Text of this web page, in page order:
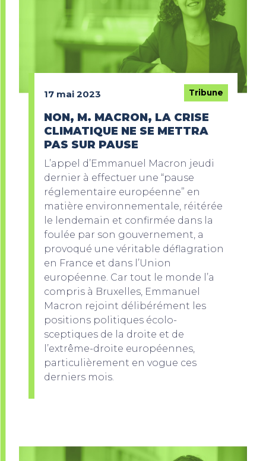
17 mai 2023 Tribune
NON, M. MACRON, LA CRISE
CLIMATIQUE NE SE METTRA
PAS SUR PAUSE
L’appel d’Emmanuel Macron jeudi
dernier à effectuer une “pause
réglementaire européenne” en
matière environnementale, réitérée
le lendemain et confirmée dans la
foulée par son gouvernement, a
provoqué une véritable déflagration
en France et dans l’Union
européenne. Car tout le monde l’a
compris à Bruxelles, Emmanuel
Macron rejoint délibérément les
positions politiques écolo-
sceptiques de la droite et de
l’extrême-droite européennes,
particulièrement en vogue ces
derniers mois.